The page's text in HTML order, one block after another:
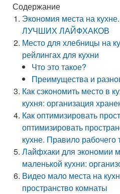
Содержание
Экономия места на
ЛУЧШИХ ЛАЙФХАКОВ
Место для хлебницы на
рейлингах для кухни
Что это такое?
Преимущества и
Как сэкономить место в
кухня: организация
Как оптимизировать
оптимизировать
кухне. Правило рабочего
Лайфхаки для экономии
маленькой кухни:
Видео мало места на
пространство комнаты